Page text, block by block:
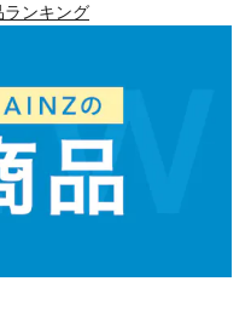
ランキング